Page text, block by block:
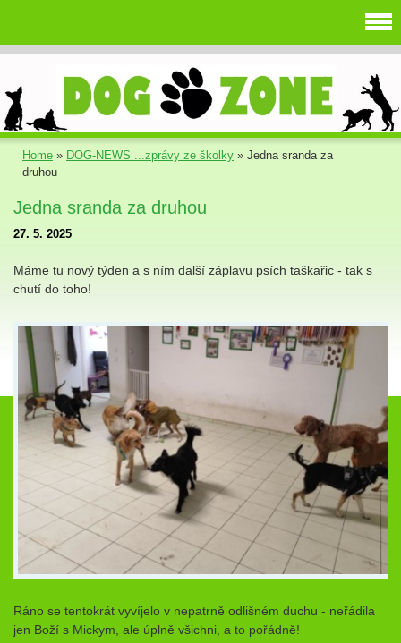
Home » DOG-NEWS ...zprávy ze školky » Jedna sranda za
druhou
Jedna sranda za druhou
27. 5. 2025
Máme tu nový týden a s ním další záplavu psích taškařic - tak s
chutí do toho!
Ráno se tentokrát vyvíjelo v nepatrně odlišném duchu - neřádila
jen Boží s Mickym, ale úplně všichni, a to pořádně!